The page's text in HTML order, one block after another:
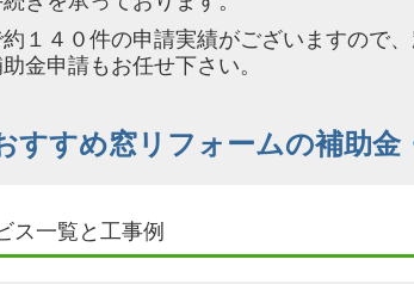
１４０件の申請実績がございますので
金申請もお任せ下さい。
すすめ窓リフォームの補助金
ス一覧と工事例